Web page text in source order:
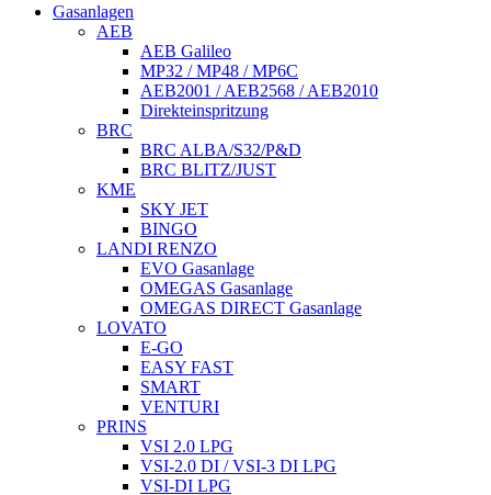
Gasanlagen
AEB
AEB Galileo
MP32 / MP48 / MP6C
AEB2001 / AEB2568 / AEB2010
Direkteinspritzung
BRC
BRC ALBA/S32/P&D
BRC BLITZ/JUST
KME
SKY JET
BINGO
LANDI RENZO
EVO Gasanlage
OMEGAS Gasanlage
OMEGAS DIRECT Gasanlage
LOVATO
E-GO
EASY FAST
SMART
VENTURI
PRINS
VSI 2.0 LPG
VSI-2.0 DI / VSI-3 DI LPG
VSI-DI LPG